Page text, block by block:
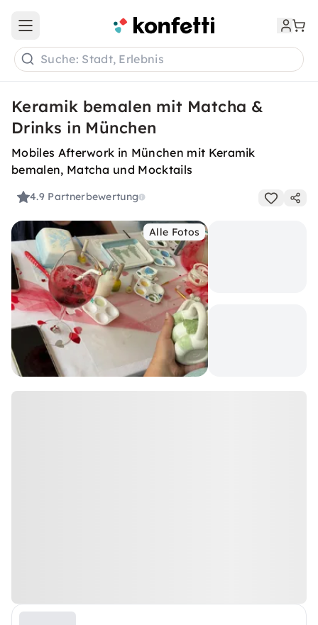
Open main menu
Suche: Stadt, Erlebnis
Keramik bemalen mit Matcha &
Drinks in München
Mobiles Afterwork in München mit Keramik
bemalen, Matcha und Mocktails
4.9 Partnerbewertung
Alle Fotos